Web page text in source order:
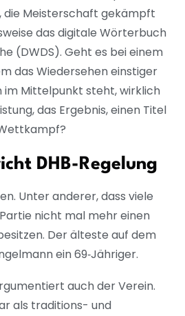
die Meisterschaft gekämpft
das digitale Wörterbuch
(DWDS). Geht es bei einem
das Wiedersehen einstiger
im Mittelpunkt steht, wirklich
das Ergebnis, einen Titel
DHB-Regelung
Unter anderer, dass viele
nicht mal mehr einen
Der älteste auf dem
ein 69‑Jähriger.
auch der Verein.
als traditions- und